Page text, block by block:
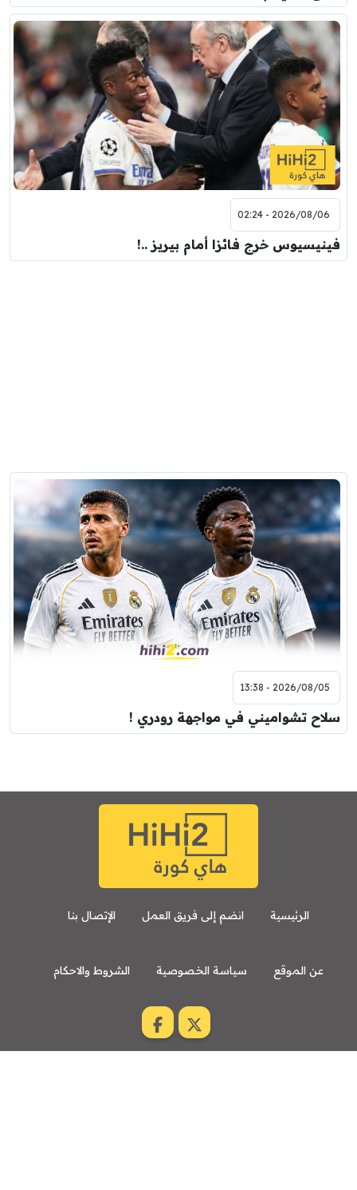
2026/08/06 - 02:24
فينيسيوس خرج فائزا أمام بيريز ..!
2026/08/05 - 13:38
سلاح تشواميني في مواجهة رودري !
الرئيسية انضم إلى فريق العمل الإتصال بنا
عن الموقع سياسة الخصوصية الشروط والاحكام